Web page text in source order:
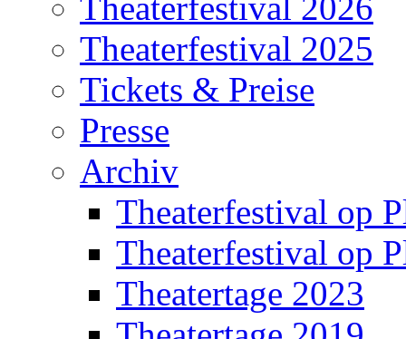
Theaterfestival 2025
Tickets & Preise
Presse
Archiv
Theaterfestival op
Theaterfestival op
Theatertage 2023